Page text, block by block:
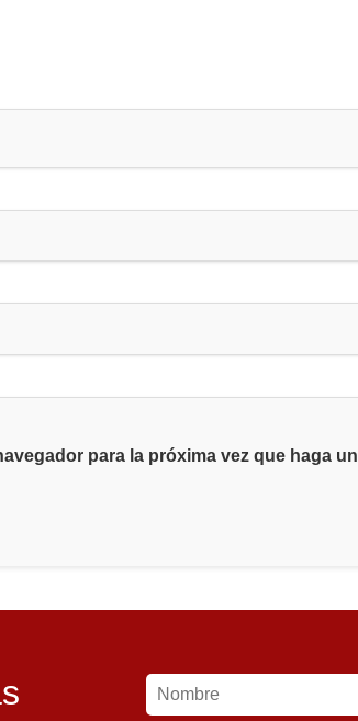
para la próxima vez que haga un